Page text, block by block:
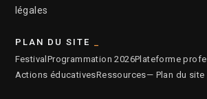
légales
PLAN DU SITE
Festival Programmation 2026Plateforme
Actions éducativesRessources— Plan du site